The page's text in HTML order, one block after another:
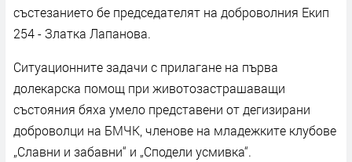
състезанието бе председателят на доброволния Екип
254 - Златка Лапанова.
Ситуационните задачи с прилагане на първа
долекарска помощ при животозастрашаващи
състояния бяха умело представени от дегизирани
доброволци на БМЧК, членове на младежките клубове
„Славни и забавни“ и „Сподели усмивка“.